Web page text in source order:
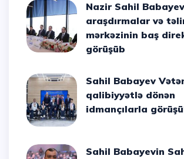
Nazir Sahil Babayev İƏT-in
araşdırmalar və
mərkəzinin baş
görüşüb
Sahil Babayev Vətənə
qalibiyyətlə dönən
idmançılarla
Sahil Babayevin Sahibkarlar